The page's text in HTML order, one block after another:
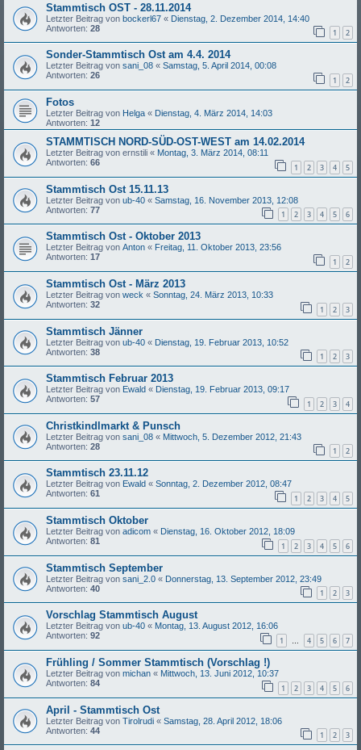
Stammtisch OST - 28.11.2014
Letzter Beitrag von bockerl67 « Dienstag, 2. Dezember 2014, 14:40
Antworten: 28 1 2
Sonder-Stammtisch Ost am 4.4. 2014
Letzter Beitrag von sani_08 « Samstag, 5. April 2014, 00:08
Antworten: 26 1 2
Fotos
Letzter Beitrag von Helga « Dienstag, 4. März 2014, 14:03
Antworten: 12
STAMMTISCH NORD-SÜD-OST-WEST am 14.02.2014
Letzter Beitrag von ernstili « Montag, 3. März 2014, 08:11
Antworten: 66 1 2 3 4 5
Stammtisch Ost 15.11.13
Letzter Beitrag von ub-40 « Samstag, 16. November 2013, 12:08
Antworten: 77 1 2 3 4 5 6
Stammtisch Ost - Oktober 2013
Letzter Beitrag von Anton « Freitag, 11. Oktober 2013, 23:56
Antworten: 17 1 2
Stammtisch Ost - März 2013
Letzter Beitrag von weck « Sonntag, 24. März 2013, 10:33
Antworten: 32 1 2 3
Stammtisch Jänner
Letzter Beitrag von ub-40 « Dienstag, 19. Februar 2013, 10:52
Antworten: 38 1 2 3
Stammtisch Februar 2013
Letzter Beitrag von Ewald « Dienstag, 19. Februar 2013, 09:17
Antworten: 57 1 2 3 4
Christkindlmarkt & Punsch
Letzter Beitrag von sani_08 « Mittwoch, 5. Dezember 2012, 21:43
Antworten: 28 1 2
Stammtisch 23.11.12
Letzter Beitrag von Ewald « Sonntag, 2. Dezember 2012, 08:47
Antworten: 61 1 2 3 4 5
Stammtisch Oktober
Letzter Beitrag von adicom « Dienstag, 16. Oktober 2012, 18:09
Antworten: 81 1 2 3 4 5 6
Stammtisch September
Letzter Beitrag von sani_2.0 « Donnerstag, 13. September 2012, 23:49
Antworten: 40 1 2 3
Vorschlag Stammtisch August
Letzter Beitrag von ub-40 « Montag, 13. August 2012, 16:06
Antworten: 92 1 … 4 5 6 7
Frühling / Sommer Stammtisch (Vorschlag !)
Letzter Beitrag von michan « Mittwoch, 13. Juni 2012, 10:37
Antworten: 84 1 2 3 4 5 6
April - Stammtisch Ost
Letzter Beitrag von Tirolrudi « Samstag, 28. April 2012, 18:06
Antworten: 44 1 2 3